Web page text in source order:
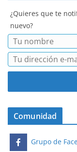
¿Quieres que te
nuevo?
Comunidad
Grupo de